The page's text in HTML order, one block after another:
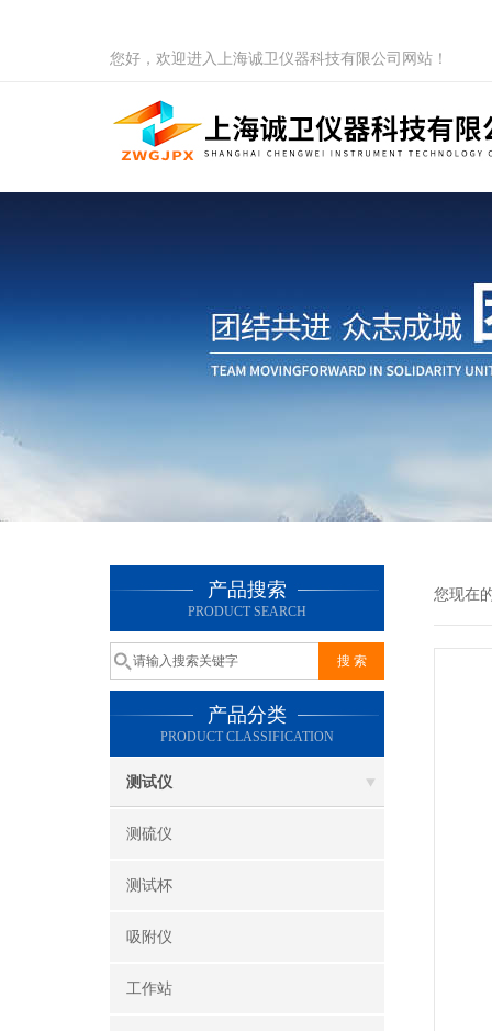
您好，欢迎进入上海诚卫仪器科技有限公司网站！
产品搜索
PRODUCT SEARCH
产品分类
PRODUCT CLASSIFICATION
测试仪
测硫仪
测试杯
吸附仪
工作站
您现在